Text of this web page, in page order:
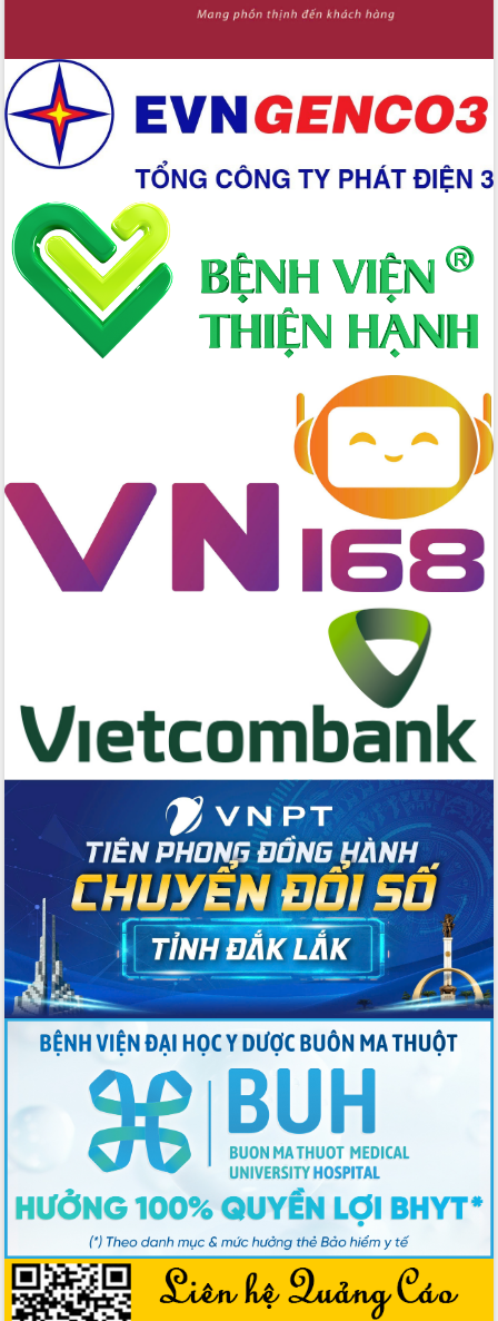
Chủ tịch UBND tỉnh Tạ Anh Tuấn thăm,
Thầy thuốc Việt Nam
Rộn ràng lễ hội truyền thống Sông
nước Đà Nông lần thứ I năm 2026
Kỳ họp Chuyên đề lần thứ Năm, HĐND
tỉnh Đắk Lắk thông qua các nghị quyết
Thống nhất danh sách giới thiệu ứng
cử đại biểu Quốc hội khoá XVI và đại
biểu HĐND tỉnh Đắk Lắk, nhiệm kỳ
2026-2031
Phát động hai phong trào thi đua quan
trọng trong kỷ nguyên mới
Hội nghị lần thứ tư Ban Chỉ đạo công
cao kết quả Chiến dịch Quang Trung
tại Đắk Lắk
Hội nghị Ban Chấp hành Đảng bộ tỉnh
Đắk Lắk lần thứ 2 (mở rộng)
Tập trung giải phóng mặt bằng, đẩy
UBND tỉnh Đắk Lắk tổng kết công tác
quốc phòng, quân sự địa phương năm
2025
Tập trung triển khai quyết liệt, đồng bộ
các giải pháp nhằm thực hiện hiệu quả
các nhiệm vụ đề ra năm 2025
Phát huy vai trò của người có uy tín
trong phòng chống tảo hôn và hôn
nhân cận huyết thống
Nông sản Tây Nguyên thu hút doanh
nghiệp nước ngoài
Đắk Lắk định vị thương hiệu du lịch
“Biển – Rừng – Cà phê” trong không
gian phát triển mới
Hội nghị chia sẻ kinh nghiệm, chuyển
giao kỹ thuật y tế, định hướng phát
triển chuyên sâu đến 2030
Chuyển đổi số mở ra không gian phát
triển trong lĩnh vực văn hóa, du lịch
Công bố quyết định của Ban Thường
vụ Tỉnh ủy về công tác cán bộ.
Thủ tướng Phạm Minh Chính: Khẩn
trương tái thiết cuộc sống người dân
sau thiên tai
Tập trung nâng cao chất lượng, tổ